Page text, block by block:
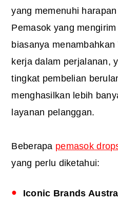
yang memenuhi
Pemasok yang
biasanya
kerja dalam perjalanan,
tingkat pembelian
menghasilkan lebih
layanan pelanggan.
Beberapa pemasok
yang perlu diketahui:
Iconic Brands